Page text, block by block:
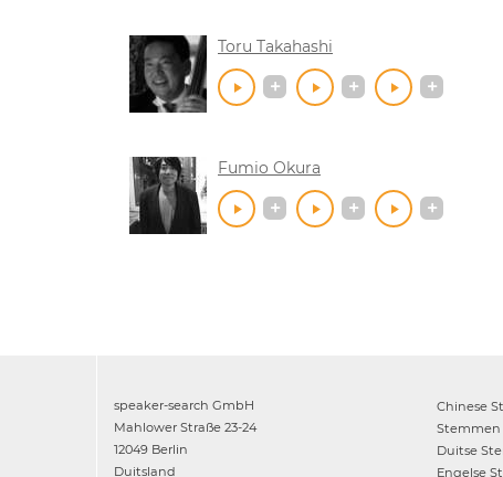
Toru Takahashi
Fumio Okura
speaker-search GmbH
Mahlower Straße 23-24
12049 Berlin
Duitsland
Chinese
Stemmen
Duitse
Engelse